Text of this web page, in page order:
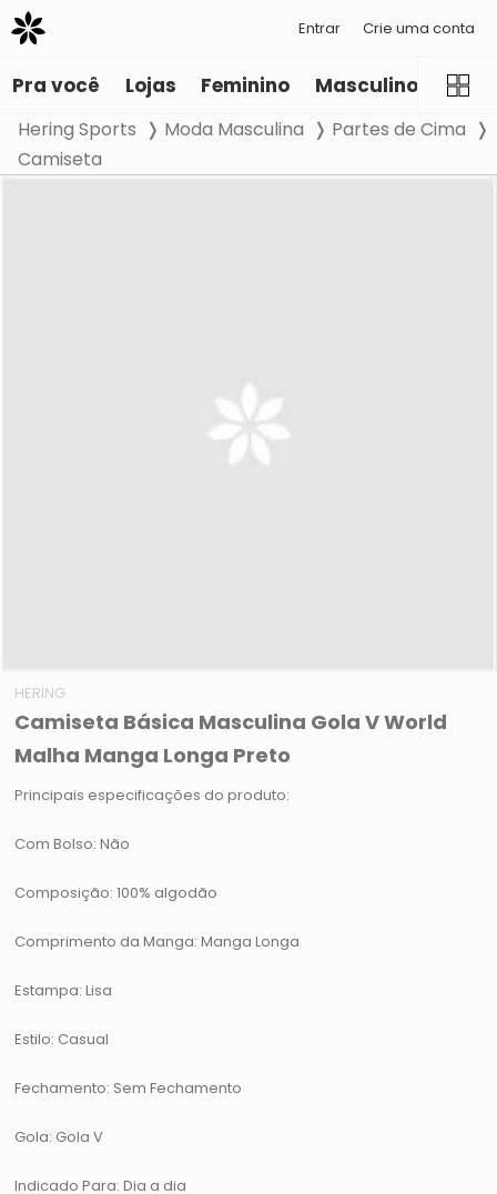
Entrar Crie uma conta
Pra você Lojas Feminino Masculino
Hering Sports Moda Masculina
Partes de Cima
Camiseta
HERING
Camiseta Básica Masculina Gola V World
Malha Manga Longa Preto
Principais especificações do produto:
Com Bolso: Não
Composição: 100% algodão
Comprimento da Manga: Manga Longa
Estampa: Lisa
Estilo: Casual
Fechamento: Sem Fechamento
Gola: Gola V
Indicado Para: Dia a dia